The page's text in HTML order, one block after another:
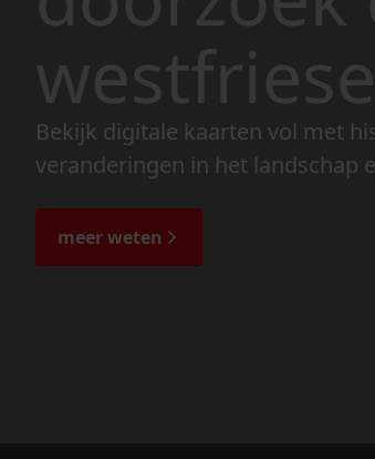
Bekijk digitale kaarten vol met
veranderingen in het landschap
meer weten